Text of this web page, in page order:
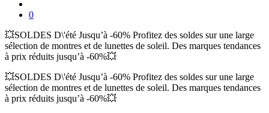
0
💥SOLDES D\'été Jusqu’à -60% Profitez des soldes sur une large
sélection de montres et de lunettes de soleil. Des marques tendances
à prix réduits jusqu’à -60%💥
💥SOLDES D\'été Jusqu’à -60% Profitez des soldes sur une large
sélection de montres et de lunettes de soleil. Des marques tendances
à prix réduits jusqu’à -60%💥